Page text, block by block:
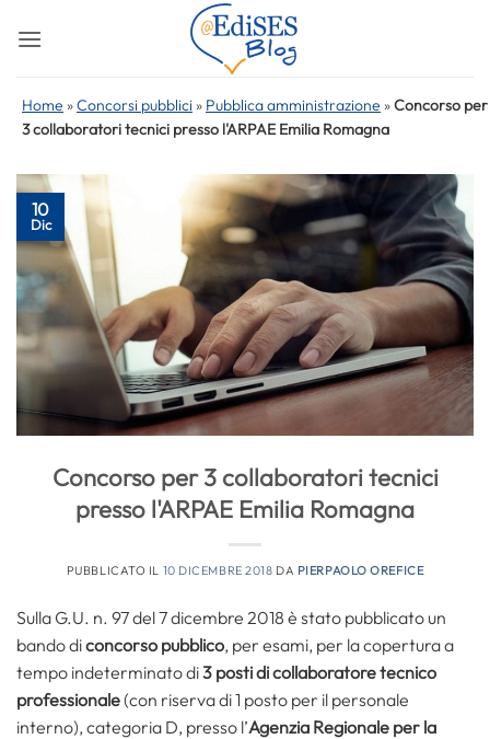
Home »Concorsi pubblici » Pubblica amministrazione »Concorso per
3 collaboratori tecnici presso l'ARPAE Emilia Romagna
10
Dic
Concorso per 3 collaboratori tecnici
presso l'ARPAE Emilia Romagna
PUBBLICATO IL 10 DICEMBRE 2018 DA PIERPAOLO OREFICE
Sulla G.U. n. 97 del 7 dicembre 2018 è stato pubblicato un
bando diconcorso pubblico, per esami, per la copertura a
tempo indeterminato di3 posti di collaboratore tecnico
professionale(con riserva di 1 posto per il personale
interno), categoria D, presso l’Agenzia Regionale per la